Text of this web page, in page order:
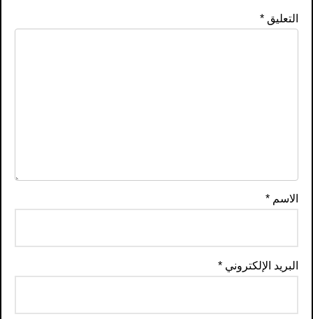
التعليق*
الاسم*
البريد الإلكتروني*